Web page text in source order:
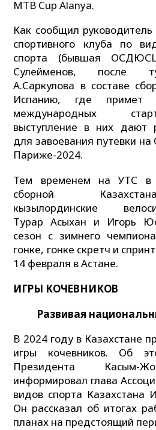
MTB Cup Alanya.
Как сообщил
спортивного клуба по
спорта (бывшая
Сулейменов, после
А.Саркулова в составе
Испанию, где примет
международных
выступление в них дают
для завоевания путевки
Париже-2024.
Тем временем на УТС в
сборной
кызылординские
Турар Асыхан и Игорь
сезон с зимнего
гонке, гонке скретч и
14 февраля в Астане.
ИГРЫ КОЧЕВНИКОВ
Развивая
В 2024 году в Казахстане
игры кочевников. Об
Президента Касым-
информировал глава
видов спорта Казахстана
Он рассказал об итогах
планах на предстоящий